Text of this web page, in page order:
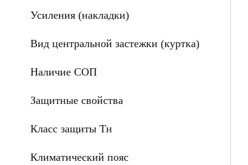
Усиления (накладки)
Вид центральной застежки (куртка)
Наличие СОП
Защитные свойства
Класс защиты Тн
Климатический пояс